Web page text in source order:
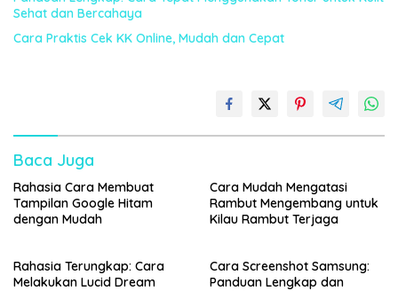
Sehat dan Bercahaya
Cara Praktis Cek KK Online, Mudah dan Cepat
Baca Juga
Rahasia Cara Membuat
Tampilan Google Hitam
dengan Mudah
Cara Mudah Mengatasi
Rambut Mengembang untuk
Kilau Rambut Terjaga
Rahasia Terungkap: Cara
Melakukan Lucid Dream
Cara Screenshot Samsung:
Panduan Lengkap dan